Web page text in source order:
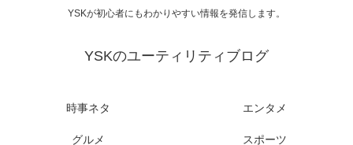
YSKが初心者にもわかりやすい情報を発信します。
YSKのユーティリティブログ
時事ネタ エンタメ
グルメ スポーツ